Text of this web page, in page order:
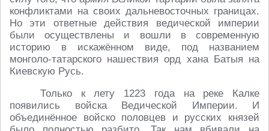
конфликтами на своих дальневосточных границах.
Но эти ответные действия ведической империи
были осуществлены и вошли в современную
историю в искажённом виде, под названием
монголо-татарского нашествия орд хана Батыя на
Киевскую Русь.
Только к лету 1223 года на реке Калке
появились войска Ведической Империи. И
объединённое войско половцев и русских князей